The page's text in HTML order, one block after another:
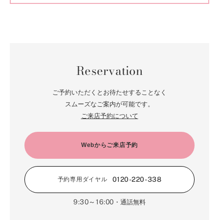
Reservation
ご予約いただくとお待たせすることなく
スムーズなご案内が可能です。
ご来店予約について
Webからご来店予約
予約専用ダイヤル 0120-220-338
9:30～16:00 ・通話無料